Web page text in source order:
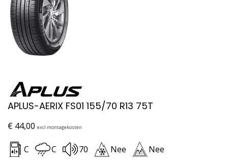
APLUS-AERIX FS01 155/70 R13 75T
€ 44,00 excl montagekosten
C C 70 Nee Nee